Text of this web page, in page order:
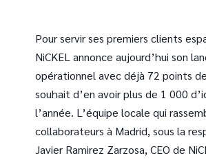
Pour servir ses premiers clients
NiCKEL annonce aujourd’hui son
opérationnel avec déjà 72 points
souhait d’en avoir plus de 1 000
l’année. L’équipe locale qui
collaborateurs à Madrid, sous la
Javier Ramirez Zarzosa, CEO de